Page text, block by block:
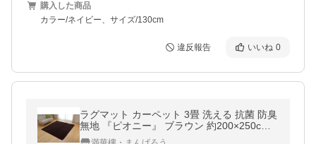
購入した商品
カラー/ネイビー、サイズ/130cm
違反報告 いいね 0
ラグマット カーペット 3畳 洗える 抗菌 防臭
無地 『ピオニー』 ブラウン 約200×250cm
(ホットカーペット対応)